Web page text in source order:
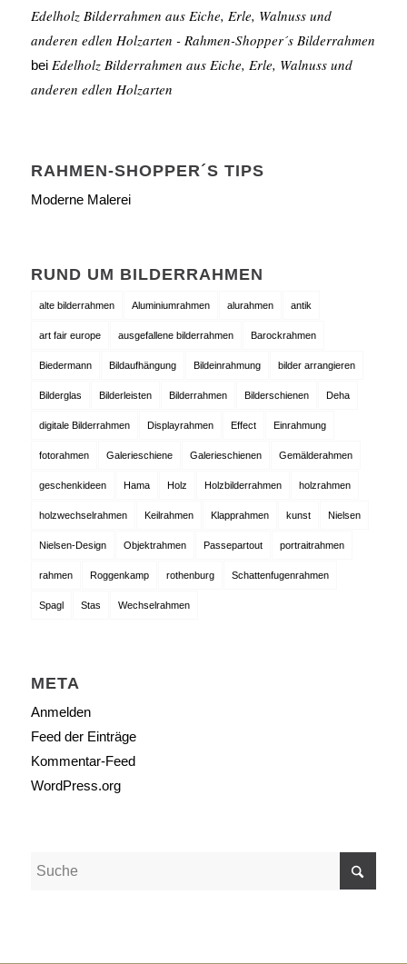
Edelholz Bilderrahmen aus Eiche, Erle, Walnuss und
anderen edlen Holzarten - Rahmen-Shopper´s Bilderrahmen
bei Edelholz Bilderrahmen aus Eiche, Erle, Walnuss und
anderen edlen Holzarten
RAHMEN-SHOPPER´S TIPS
Moderne Malerei
RUND UM BILDERRAHMEN
alte bilderrahmen Aluminiumrahmen alurahmen antik
art fair europe ausgefallene bilderrahmen Barockrahmen
Biedermann Bildaufhängung Bildeinrahmung bilder arrangieren
Bilderglas Bilderleisten Bilderrahmen Bilderschienen Deha
digitale Bilderrahmen Displayrahmen Effect Einrahmung
fotorahmen Galerieschiene Galerieschienen Gemälderahmen
geschenkideen Hama Holz Holzbilderrahmen holzrahmen
holzwechselrahmen Keilrahmen Klapprahmen kunst Nielsen
Nielsen-Design Objektrahmen Passepartout portraitrahmen
rahmen Roggenkamp rothenburg Schattenfugenrahmen
Spagl Stas Wechselrahmen
META
Anmelden
Feed der Einträge
Kommentar-Feed
WordPress.org